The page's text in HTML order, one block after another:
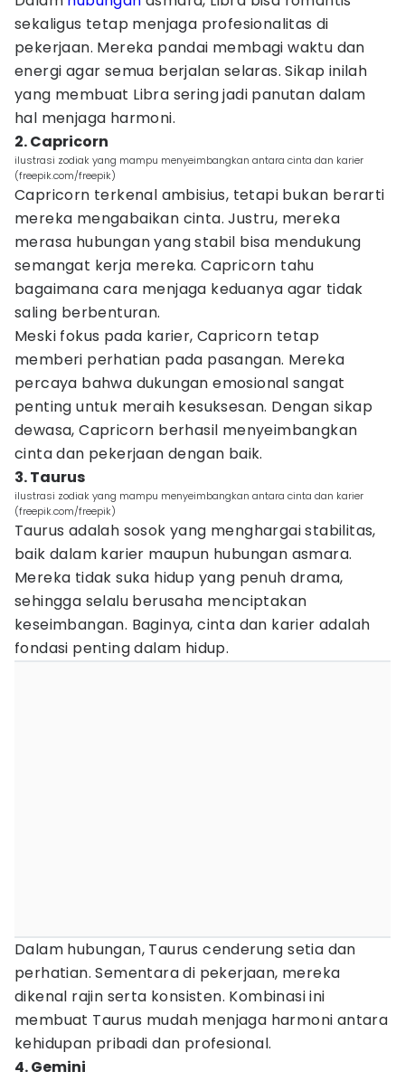
sekaligus tetap menjaga profesionalitas di
pekerjaan. Mereka pandai membagi waktu dan
energi agar semua berjalan selaras. Sikap inilah
yang membuat Libra sering jadi panutan dalam
hal menjaga harmoni.
2. Capricorn
ilustrasi zodiak yang mampu menyeimbangkan antara cinta dan karier
(freepik.com/freepik)
Capricorn terkenal ambisius, tetapi bukan berarti
mereka mengabaikan cinta. Justru, mereka
merasa hubungan yang stabil bisa mendukung
semangat kerja mereka. Capricorn tahu
bagaimana cara menjaga keduanya agar tidak
saling berbenturan.
Meski fokus pada karier, Capricorn tetap
memberi perhatian pada pasangan. Mereka
percaya bahwa dukungan emosional sangat
penting untuk meraih kesuksesan. Dengan sikap
dewasa, Capricorn berhasil menyeimbangkan
cinta dan pekerjaan dengan baik.
3. Taurus
ilustrasi zodiak yang mampu menyeimbangkan antara cinta dan karier
(freepik.com/freepik)
Taurus adalah sosok yang menghargai stabilitas,
baik dalam karier maupun hubungan asmara.
Mereka tidak suka hidup yang penuh drama,
sehingga selalu berusaha menciptakan
keseimbangan. Baginya, cinta dan karier adalah
fondasi penting dalam hidup.
Dalam hubungan, Taurus cenderung setia dan
perhatian. Sementara di pekerjaan, mereka
dikenal rajin serta konsisten. Kombinasi ini
membuat Taurus mudah menjaga harmoni antara
kehidupan pribadi dan profesional.
4. Gemini